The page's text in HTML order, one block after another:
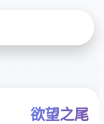
欲望之尾